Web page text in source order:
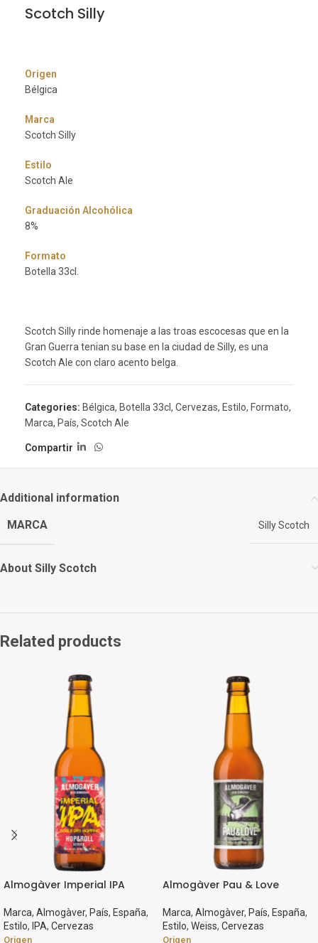
Scotch Silly
Origen
Bélgica
Marca
Scotch Silly
Estilo
Scotch Ale
Graduación Alcohólica
8%
Formato
Botella 33cl.
Scotch Silly rinde homenaje a las troas escocesas que en la
Gran Guerra tenian su base en la ciudad de Silly, es una
Scotch Ale con claro acento belga.
Categories: Bélgica, Botella 33cl, Cervezas, Estilo, Formato,
Marca, País, Scotch Ale
Compartir
Additional information
MARCA
Silly Scotch
About Silly Scotch
Related products
Almogàver Imperial IPA
Marca, Almogàver, País, España,
Estilo, IPA, Cervezas
Origen
Almogàver Pau & Love
Marca, Almogàver, País, España,
Estilo, Weiss, Cervezas
Origen